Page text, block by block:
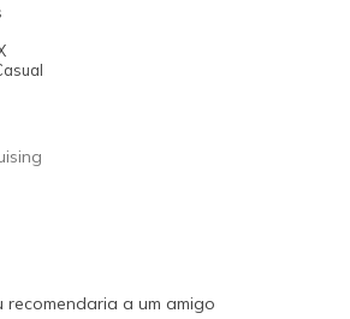
recomendaria a um amigo